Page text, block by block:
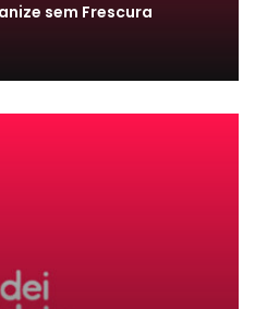
sem Frescura